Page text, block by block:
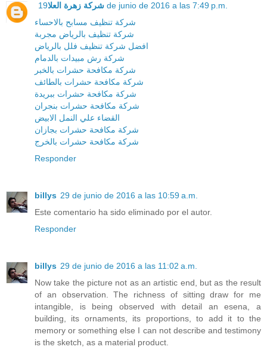
شركة زهرة العلا 19 de junio de 2016 a las 7:49 p.m.
شركة تنظيف مسابح بالاحساء
شركة تنظيف بالرياض مجربة
افضل شركة تنظيف فلل بالرياض
شركة رش مبيدات بالدمام
شركة مكافحة حشرات بالخبر
شركة مكافحة حشرات بالطائف
شركة مكافحة حشرات ببريدة
شركة مكافحة حشرات بنجران
القضاء علي النمل الابيض
شركة مكافحة حشرات بجازان
شركة مكافحة حشرات بالخرج
Responder
billys 29 de junio de 2016 a las 10:59 a.m.
Este comentario ha sido eliminado por el autor.
Responder
billys 29 de junio de 2016 a las 11:02 a.m.
Now take the picture not as an artistic end, but as the result
of an observation. The richness of sitting draw for me
intangible, is being observed with detail an esena, a
building, its ornaments, its proportions, to add it to the
memory or something else I can not describe and testimony
is the sketch, as a material product.